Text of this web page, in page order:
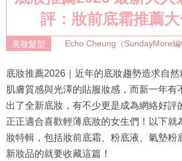
評：妝前底霜推薦大
美妝髮型 Echo Cheung（SundayMore編
底妝推薦2026｜近年的底妝趨勢造求自
肌膚質感與光澤的貼服妝感，而新一年有
出了全新底妝，有不少更是成為網絡好評
正正適合喜歡輕薄底妝的女生們！以下就
妝特輯，包括妝前底霜、粉底液、氣墊粉
新妝品的就要收藏這篇！